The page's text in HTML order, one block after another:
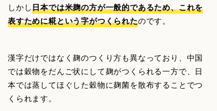
しかし日本では米麹の方が一般的であるため、これを
表すために糀という字がつくられたのです。
漢字だけではなく麹のつくり方も異なっており、中国
では穀物をだんご状にして麹がつくられる一方で、日
本では蒸してほぐした穀物に麹菌を散布することでつ
くられます。